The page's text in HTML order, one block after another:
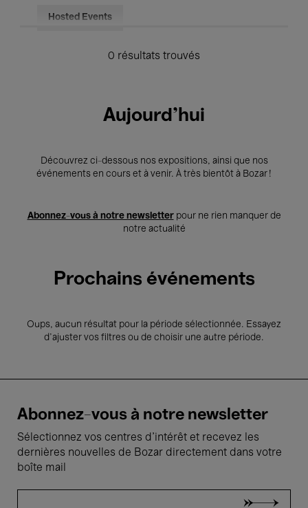
Hosted Events
0 résultats trouvés
Aujourd'hui
Découvrez ci-dessous nos expositions, ainsi que nos
événements en cours et à venir. À très bientôt à Bozar !
Abonnez-vous à notre newsletterpour ne rien manquer de
notre actualité
Prochains événements
Oups, aucun résultat pour la période sélectionnée. Essayez
d’ajuster vos filtres ou de choisir une autre période.
Abonnez-vous à notre newsletter
Sélectionnez vos centres d'intérêt et recevez les
dernières nouvelles de Bozar directement dans votre
boîte mail